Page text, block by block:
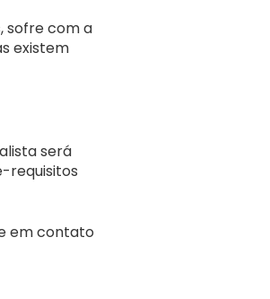
sofre com a
existem
será
requisitos
em contato